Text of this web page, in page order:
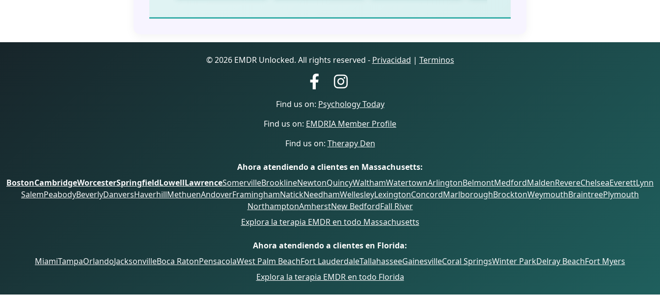
© 2026 EMDR Unlocked. All rights reserved - Privacidad | Terminos
Find us on: Psychology Today
Find us on: EMDRIA Member Profile
Find us on: Therapy Den
Ahora atendiendo a clientes en Massachusetts:
BostonCambridgeWorcesterSpringfieldLowellLawrenceSomervilleBrooklineNewtonQuincyWalthamWatertownArlingtonBelmontMedfordMaldenRevereChelseaEverettLynn
SalemPeabodyBeverlyDanversHaverhillMethuenAndoverFraminghamNatickNeedhamWellesleyLexingtonConcordMarlboroughBrocktonWeymouthBraintreePlymouth
NorthamptonAmherstNew BedfordFall River
Explora la terapia EMDR en todo Massachusetts
Ahora atendiendo a clientes en Florida:
MiamiTampaOrlandoJacksonvilleBoca RatonPensacolaWest Palm BeachFort LauderdaleTallahasseeGainesvilleCoral SpringsWinter ParkDelray BeachFort Myers
Explora la terapia EMDR en todo Florida